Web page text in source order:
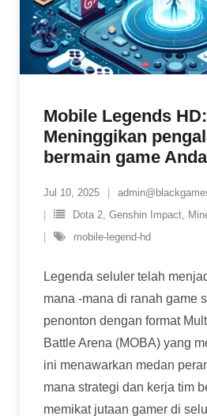
Mobile Legends HD:
Meninggikan
bermain game Anda
Jul 10, 2025
Dota 2, Genshin Impact,
mobile-legend-hd
Legenda seluler telah
mana -mana di ranah game
penonton dengan format
Battle Arena (MOBA) yang
ini menawarkan medan
mana strategi dan kerja tim
memikat jutaan gamer di